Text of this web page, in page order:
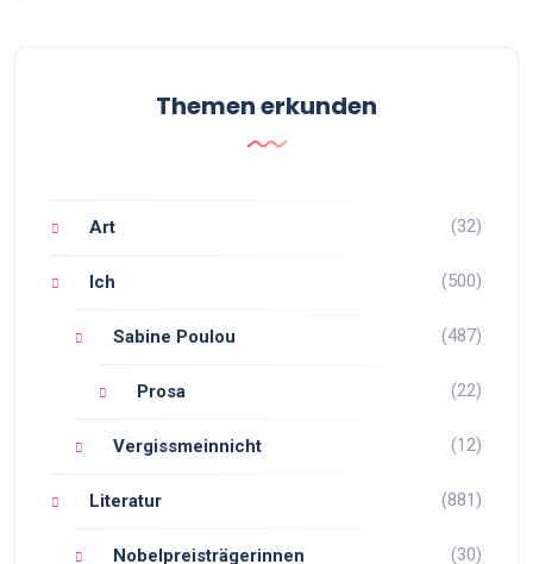
Themen erkunden
Art (32)
Ich (500)
Sabine Poulou (487)
Prosa (22)
Vergissmeinnicht (12)
Literatur (881)
Nobelpreisträgerinnen (30)